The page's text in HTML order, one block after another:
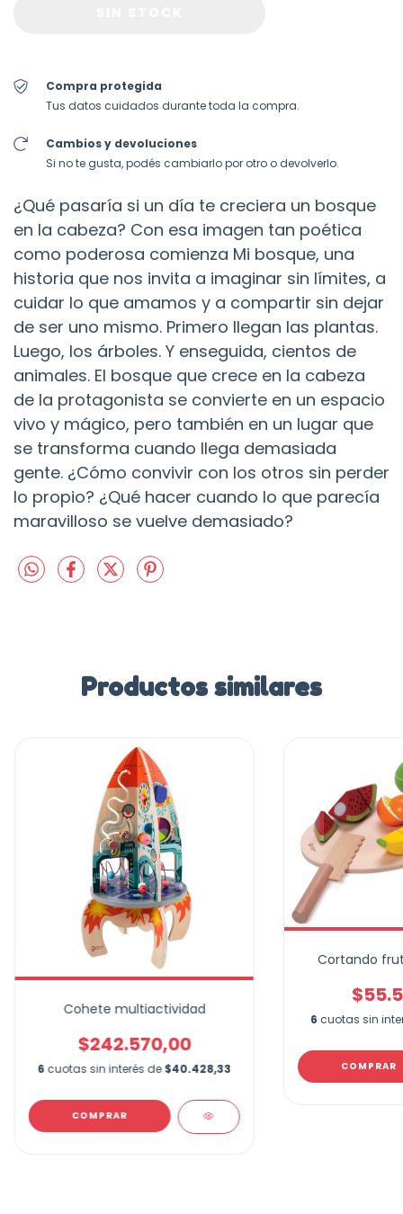
Compra protegida
Tus datos cuidados durante toda la compra.
Cambios y devoluciones
Si no te gusta, podés cambiarlo por otro o devolverlo.
¿Qué pasaría si un día te creciera un bosque
en la cabeza? Con esa imagen tan poética
como poderosa comienza Mi bosque, una
historia que nos invita a imaginar sin límites, a
cuidar lo que amamos y a compartir sin dejar
de ser uno mismo. Primero llegan las plantas.
Luego, los árboles. Y enseguida, cientos de
animales. El bosque que crece en la cabeza
de la protagonista se convierte en un espacio
vivo y mágico, pero también en un lugar que
se transforma cuando llega demasiada
gente. ¿Cómo convivir con los otros sin perder
lo propio? ¿Qué hacer cuando lo que parecía
maravilloso se vuelve demasiado?
Productos similares
Cohete multiactividad
$242.570,00
6 cuotas sin interés de$40.428,33
Cortando
6 cuotas sin
COMPRAR